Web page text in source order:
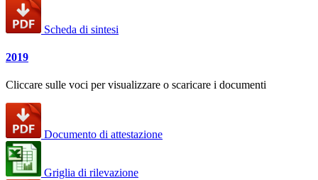
Scheda di sintesi
2019
Cliccare sulle voci per visualizzare o scaricare i documenti
Documento di attestazione
Griglia di rilevazione